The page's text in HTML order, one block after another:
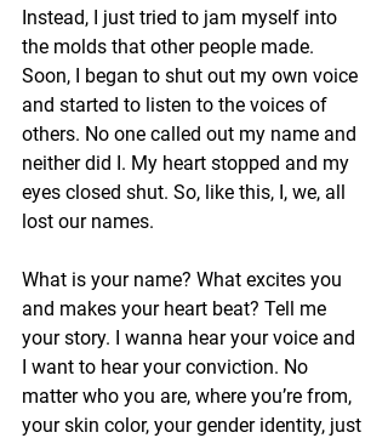
Instead, I just tried to jam myself into
the molds that other people made.
Soon, I began to shut out my own voice
and started to listen to the voices of
others. No one called out my name and
neither did I. My heart stopped and my
eyes closed shut. So, like this, I, we, all
lost our names.
What is your name? What excites you
and makes your heart beat? Tell me
your story. I wanna hear your voice and
I want to hear your conviction. No
matter who you are, where you’re from,
your skin color, your gender identity, just